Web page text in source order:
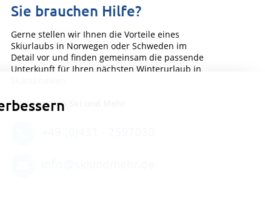
Sie brauchen Hilfe?
Gerne stellen wir Ihnen die Vorteile eines
Skiurlaubs in Norwegen oder Schweden im
Detail vor und finden gemeinsam die passende
Unterkunft für Ihren nächsten Winterurlaub in
Ihr Team von Ski und Mehr